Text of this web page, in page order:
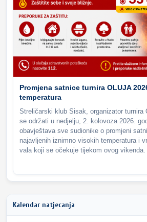
Promjena satnice turnira OLUJA
temperatura
Streličarski klub Sisak, organizator turnira
se održati u nedjelju, 2. kolovoza 2026.
obavještava sve sudionike o promjeni
najavljenih iznimno visokih temperatura i
vala koji se očekuje tijekom ovog vikenda.
Kalendar natjecanja